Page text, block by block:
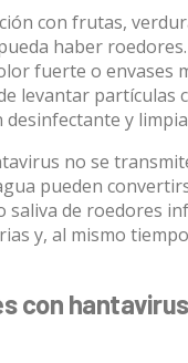
con frutas,
haber
fuerte o envases
levantar partículas
y
no se
pueden
saliva de roedores
y, al mismo
con